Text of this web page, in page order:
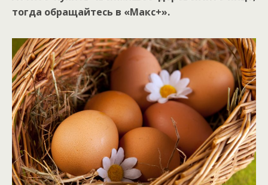
тогда обращайтесь в «Макс+».